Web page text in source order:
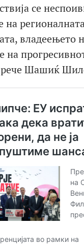
се
владеењето
на
рече Шашиќ